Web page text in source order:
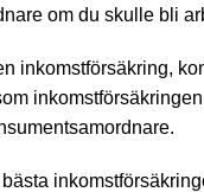
om du skulle bli
inkomstförsäkring,